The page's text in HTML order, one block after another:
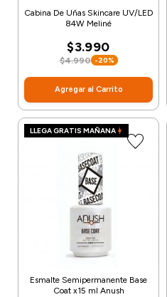
Cabina De Uñas Skincare UV/LED
84W Meliné
$3.990
$4.990 -20%
Agregar al Carrito
LLEGA GRATIS MAÑANA
Esmalte Semipermanente Base
Coat x15 ml Anush